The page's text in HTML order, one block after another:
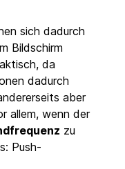
sich dadurch
Bildschirm
da
dadurch
aber
allem, wenn der
zu
Push-